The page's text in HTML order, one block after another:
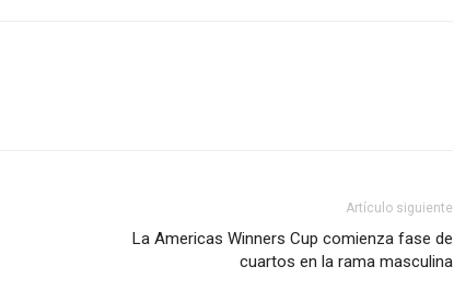
Artículo siguiente
La Americas Winners Cup comienza fase de
cuartos en la rama masculina